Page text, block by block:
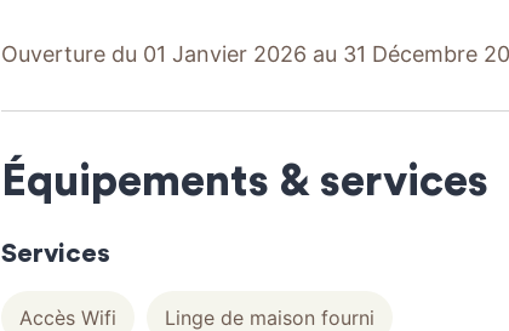
Ouverture du 01 Janvier 2026 au 31 Décembre
Équipements & services
Services
Accès Wifi Linge de maison fourni